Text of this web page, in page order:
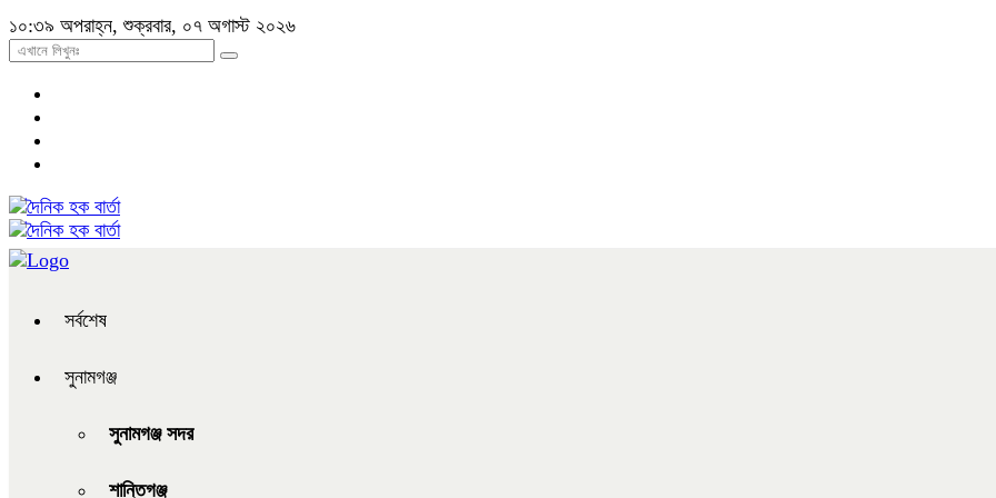
১০:৩৯ অপরাহ্ন, শুক্রবার, ০৭ অগাস্ট ২০২৬
সর্বশেষ
সুনামগঞ্জ
সুনামগঞ্জ সদর
শান্তিগঞ্জ